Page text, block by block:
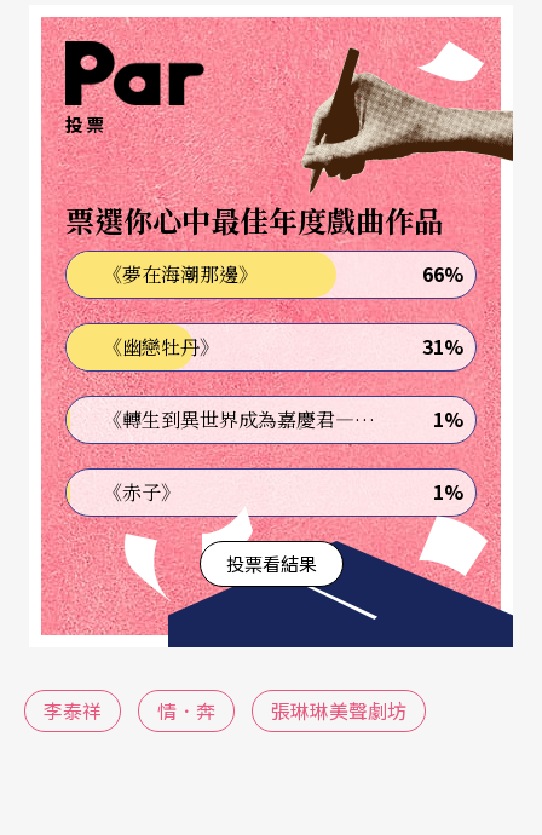
質，而其獨樹一幟的氣質儼然塑造了通俗音樂的另
種新風格。在這領域當中，李泰祥一直在尋求途
徑，將他滿懷的音樂理想，以大眾熟悉的語彙表
述，並且將流行音樂帶領至更深一層的境界。企圖
在嚴肅與通俗音樂中尋求平衡點，應允自己作為兩
者的橋樑。而這樣的心意，一路走來，從未曾輕易
放棄。
李泰祥的作品，有古典與流行的、有藝術與商業
的、有東方傳統的、更有西方的現代的。多樣又多
產的創作，實也無以歸類。但就像是玩笑似的，上
天給了這位英氣風發的作曲家最嚴苛的考驗，將他
內心源源不斷的創作靈感，禁錮在身體的軀殼內。
帕金森氏症的折磨不僅限制他的活動力，最殘酷
的，是記憶上的障礙，使得他在半分鐘前的靈感頓
使他執著於音樂之路，以艱困的筆觸，持續地在樂
投票
票選你心中最佳年度戲曲作品
《夢在海潮那邊》 66%
《幽戀牡丹》 31%
《轉生到異世界成為嘉慶君—發現我的祖先是詐騙集團!?》 1%
《赤子》 1%
投票看結果
李泰祥 情．奔 張琳琳美聲劇坊